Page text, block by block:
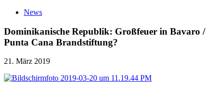
News
Dominikanische Republik: Großfeuer in Bavaro /
Punta Cana Brandstiftung?
21. März 2019